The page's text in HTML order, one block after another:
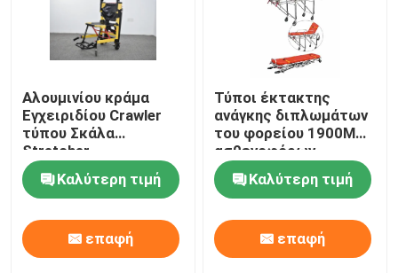
Αλουμινίου κράμα
Εγχειριδίου Crawler
τύπου Σκάλα
Stretcher
αναδιπλούμενο
ελαφρύ για το
νοσοκομείο
μεταφορά ασθενών
Καλύτερη τιμή
επαφή
Τύποι έκτακτης
ανάγκης διπλωμάτων
του φορείου 1900MM
ασθενοφόρων
συσκευή πρώτων
βοηθειών 92cm
Καλύτερη τιμή
επαφή